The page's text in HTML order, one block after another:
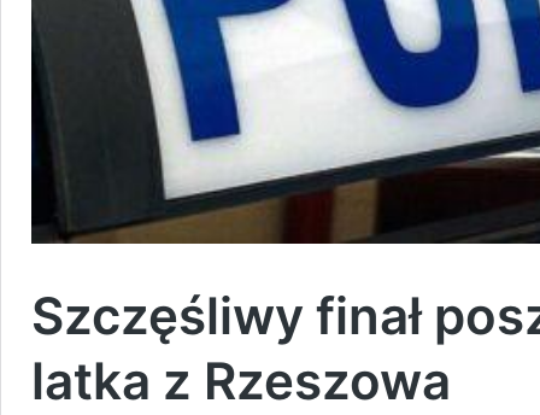
Szczęśliwy finał
latka z Rzeszowa